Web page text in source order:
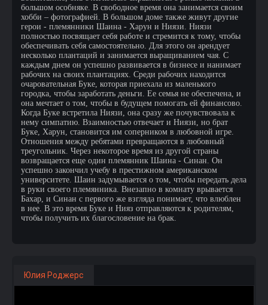
большом особняке. В свободное время она занимается своим
хобби – фотографией. В большом доме также живут другие
герои - племянники Шаина - Харун и Ниязи. Ниязи
полностью посвящает себя работе и стремится к тому, чтобы
обеспечивать себя самостоятельно. Для этого он арендует
несколько плантаций и занимается выращиванием чая. С
каждым днем он успешно развивается в бизнесе и нанимает
рабочих на своих плантациях. Среди рабочих находится
очаровательная Буке, которая приехала из маленького
городка, чтобы заработать деньги. Ее семья не обеспечена, и
она мечтает о том, чтобы в будущем помогать ей финансово.
Когда Буке встретила Ниязи, она сразу же почувствовала к
нему симпатию. Взаимностью отвечает и Ниязи, но брат
Буке, Харун, становится им соперником в любовной игре.
Отношения между ребятами превращаются в любовный
треугольник. Через некоторое время из другой страны
возвращается еще один племянник Шаина - Синан. Он
успешно закончил учебу в престижном американском
университете. Шаин задумывается о том, чтобы передать дела
в руки своего племянника. Внезапно в комнату врывается
Бахар, и Синан с первого же взгляда понимает, что влюблен
в нее. В это время Буке и Нияз отправляются к родителям,
чтобы получить их благословение на брак.
Юлия Роджерс